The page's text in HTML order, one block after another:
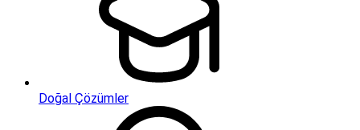
Doğal Çözümler